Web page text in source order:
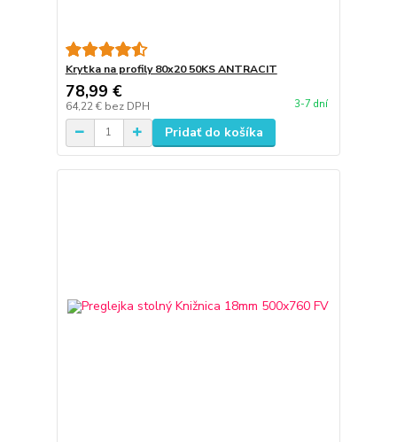
Krytka na profily 80x20 50KS ANTRACIT
78,99 €
64,22 € bez DPH 3-7 dní
Pridať do košíka